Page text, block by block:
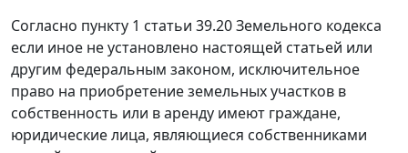
Согласно пункту 1 статьи 39.20 Земельного кодекса
если иное не установлено настоящей статьей или
другим федеральным законом, исключительное
право на приобретение земельных участков в
собственность или в аренду имеют граждане,
юридические лица, являющиеся собственниками